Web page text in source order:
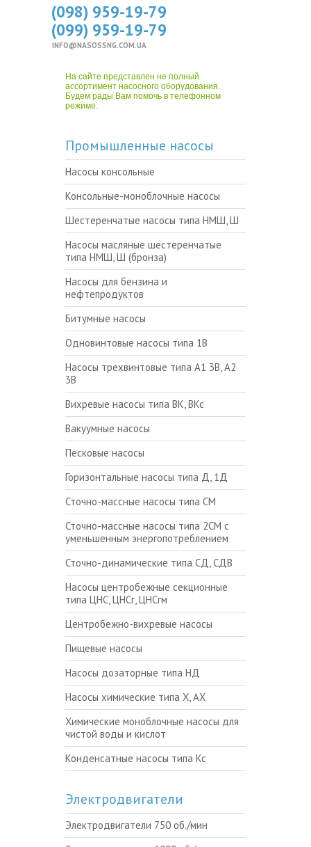
(098) 959-19-79
(099) 959-19-79
INFO@NASOSSNG.COM.UA
На сайте представлен не полный
ассортимент насосного оборудования.
Будем рады Вам помочь в телефонном
режиме.
Промышленные насосы
Насосы консольные
Консольные-моноблочные насосы
Шестеренчатые насосы типа НМШ, Ш
Насосы масляные шестеренчатые
типа НМШ, Ш (бронза)
Насосы для бензина и
нефтепродуктов
Битумные насосы
Одновинтовые насосы типа 1В
Насосы трехвинтовые типа А1 3В, А2
3В
Вихревые насосы типа ВК, ВКс
Вакуумные насосы
Песковые насосы
Горизонтальные насосы типа Д, 1Д
Сточно-массные насосы типа СМ
Сточно-массные насосы типа 2СМ с
уменьшенным энергопотреблением
Сточно-динамические типа СД, СДВ
Насосы центробежные секционные
типа ЦНС, ЦНСг, ЦНСгм
Центробежно-вихревые насосы
Пищевые насосы
Насосы дозаторные типа НД
Насосы химические типа Х, АХ
Химические моноблочные насосы для
чистой воды и кислот
Конденсатные насосы типа Кс
Электродвигатели
Электродвигатели 750 об./мин